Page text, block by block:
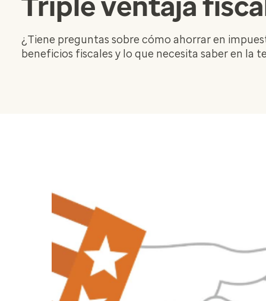
¿Tiene preguntas sobre cómo ahorrar en
beneficios fiscales y lo que necesita saber en la